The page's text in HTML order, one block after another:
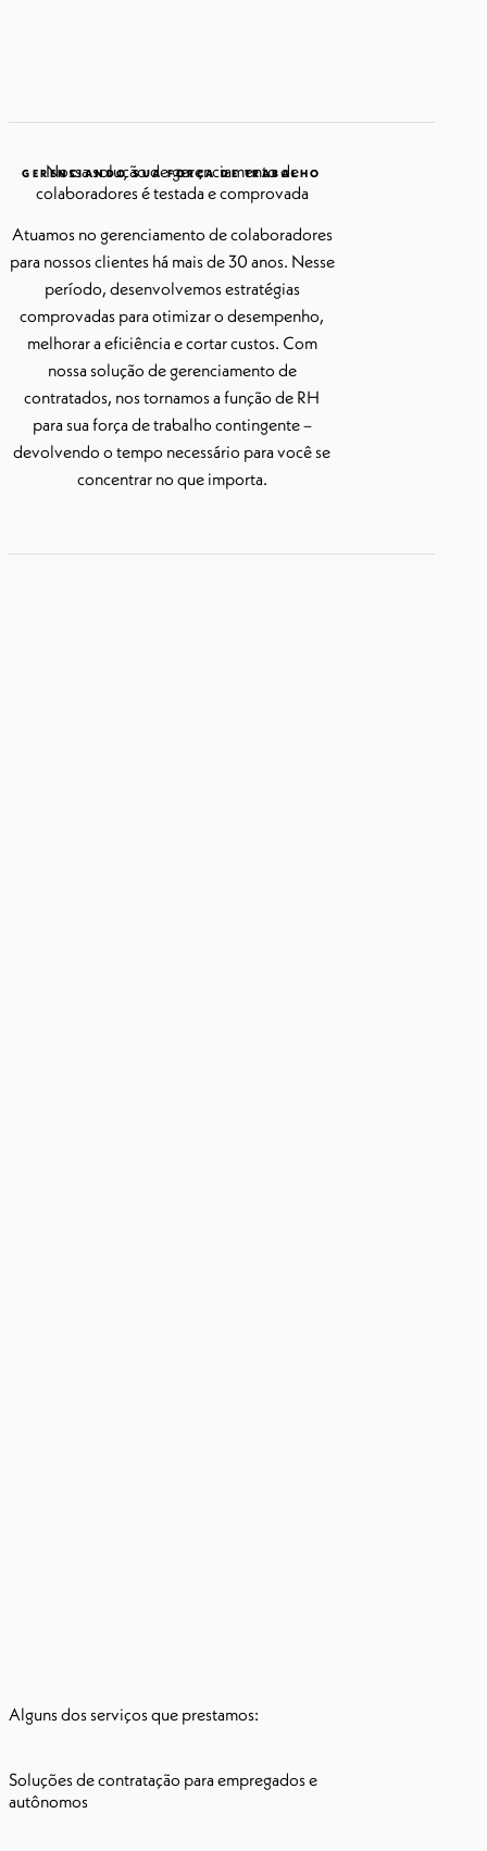
GERENCIANDO SUA FORÇA DE TRABALHO
Nossa solução de gerenciamento de
colaboradores é testada e comprovada
Atuamos no gerenciamento de colaboradores
para nossos clientes há mais de 30 anos. Nesse
período, desenvolvemos estratégias
comprovadas para otimizar o desempenho,
melhorar a eficiência e cortar custos. Com
nossa solução de gerenciamento de
contratados, nos tornamos a função de RH
para sua força de trabalho contingente –
devolvendo o tempo necessário para você se
concentrar no que importa.
Alguns dos serviços que prestamos:
Soluções de contratação para empregados e
autônomos